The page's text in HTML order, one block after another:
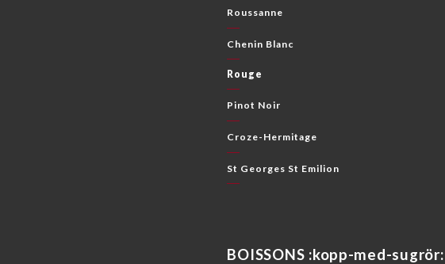
Roussanne
Chenin Blanc
Rouge
Pinot Noir
Croze-Hermitage
St Georges St Emilion
BOISSONS :kopp-med-sugrör: